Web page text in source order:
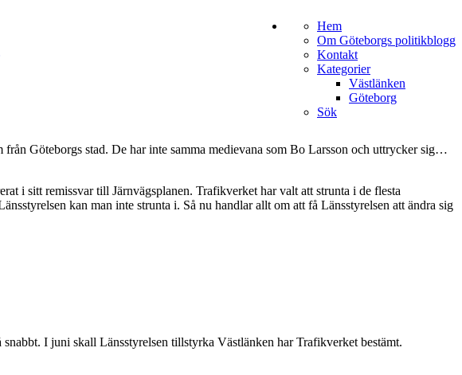
Hem
Om Göteborgs politikblogg
Kontakt
Kategorier
Västlänken
Göteborg
Sök
Göteborgs stad. De har inte samma medievana som Bo Larsson och uttrycker sig…
i sitt remissvar till Järnvägsplanen. Trafikverket har valt att strunta i de flesta
kan man inte strunta i. Så nu handlar allt om att få Länsstyrelsen att ändra sig
I juni skall Länsstyrelsen tillstyrka Västlänken har Trafikverket bestämt.